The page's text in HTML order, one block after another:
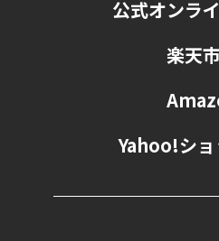
公式オンラ
楽天
Yahoo!シ